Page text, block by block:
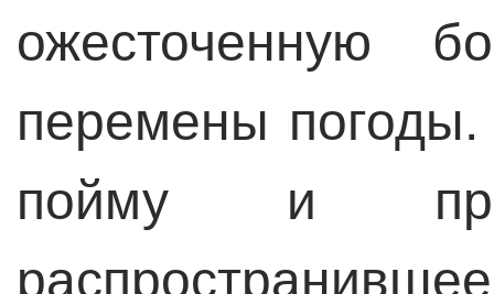
ожесточенную
перемены погоды.
пойму и